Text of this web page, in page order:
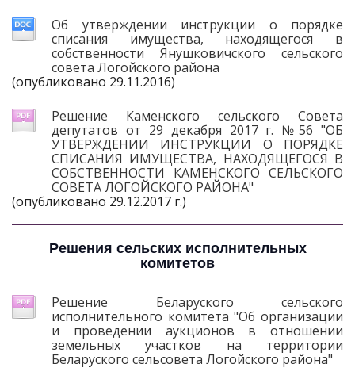
Об утверждении инструкции о порядке
списания имущества, находящегося в
собственности Янушковичского сельского
совета Логойского района
(опубликовано 29.11.2016)
Решение Каменского сельского Совета
депутатов от 29 декабря 2017 г. №56 "ОБ
УТВЕРЖДЕНИИ ИНСТРУКЦИИ О ПОРЯДКЕ
СПИСАНИЯ ИМУЩЕСТВА, НАХОДЯЩЕГОСЯ В
СОБСТВЕННОСТИ КАМЕНСКОГО СЕЛЬСКОГО
СОВЕТА ЛОГОЙСКОГО РАЙОНА"
(опубликовано 29.12.2017 г.)
Решения сельских исполнительных
комитетов
Решение Беларуского сельского
исполнительного комитета "Об организации
и проведении аукционов в отношении
земельных участков на территории
Беларуского сельсовета Логойского района"